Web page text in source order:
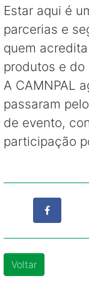
Estar aqui é
parcerias e
quem
produtos e do
A CAMNPAL
passaram
de evento,
participação
Voltar